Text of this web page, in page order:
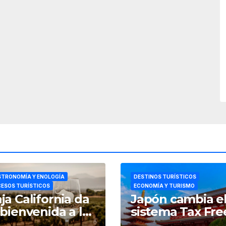
Y ENOLOGÍA
TURÍSTICOS
California da
a las
DESTINOS TURÍSTICOS
ECONOMÍA Y TURISMO
Japón cambia
sistema Tax